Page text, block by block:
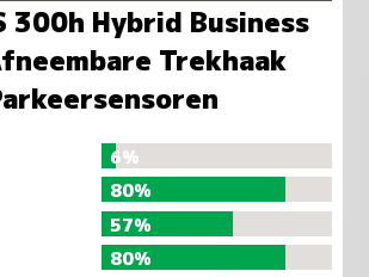
300h Hybrid Business
Trekhaak
6%
80%
57%
80%